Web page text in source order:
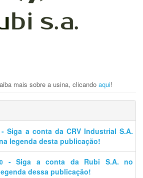
mais sobre a usina, clicando aqui!
- Siga a conta da CRV Industrial S.A.
legenda desta publicação!
- Siga a conta da Rubi S.A. no
dessa publicação!